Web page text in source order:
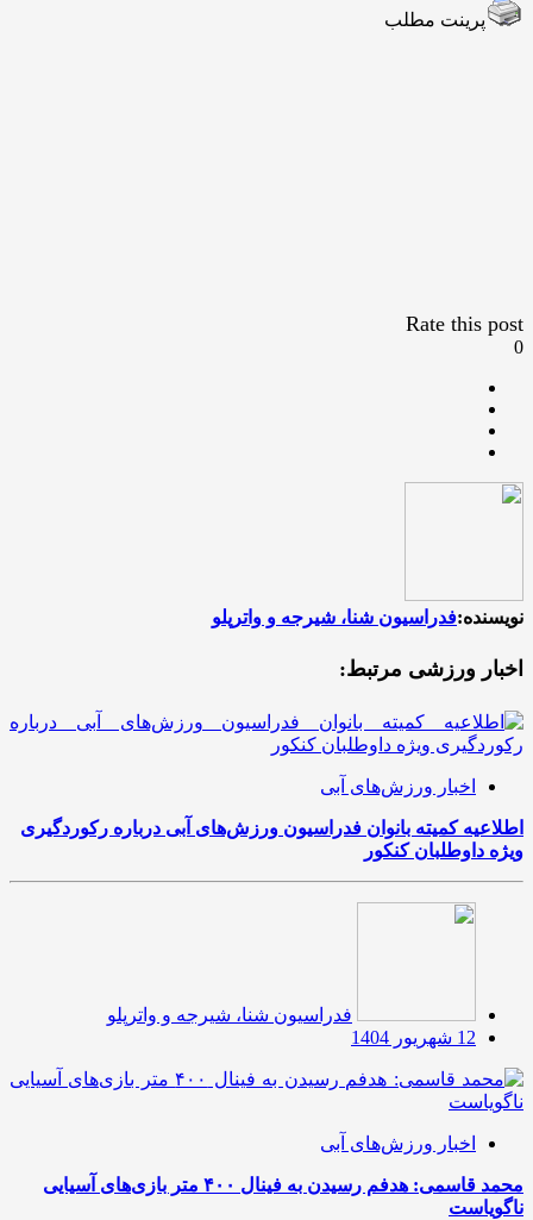
پرینت مطلب
Rate this post
0
نویسنده:فدراسیون شنا، شیرجه و واترپلو
اخبار ورزشی مرتبط:
اخبار ورزش‌های آبی
اطلاعیه کمیته بانوان فدراسیون ورزش‌های آبی درباره رکوردگیری
ویژه داوطلبان کنکور
فدراسیون شنا، شیرجه و واترپلو
12 شهریور 1404
اخبار ورزش‌های آبی
محمد قاسمی: هدفم رسیدن به فینال ۴۰۰ متر بازی‌های آسیایی
ناگویاست